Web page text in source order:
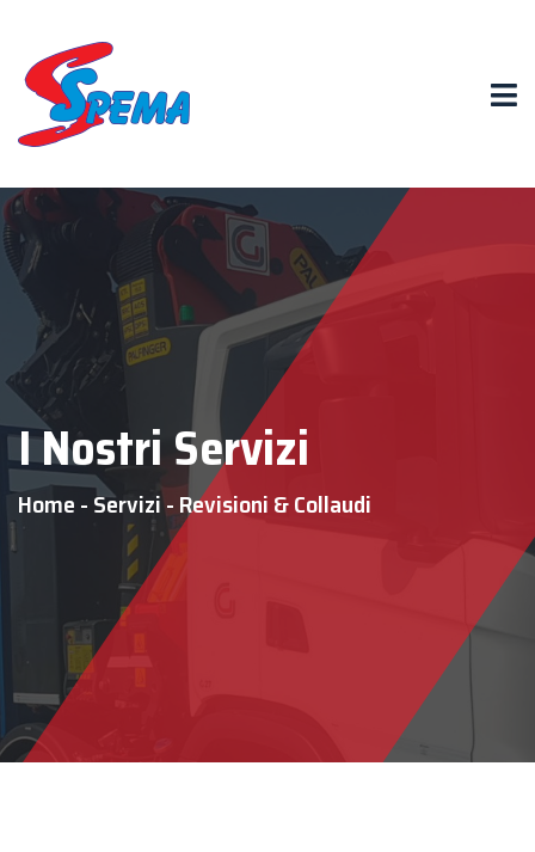
I Nostri Servizi
Home-Servizi-Revisioni & Collaudi